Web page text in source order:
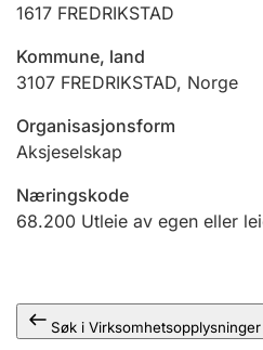
Andre tema
1617 FREDRIKSTAD
Kommune, land
3107 FREDRIKSTAD, Norge
Organisasjonsform
Aksjeselskap
Næringskode
68.200 Utleie av egen eller
Søk i Virksomhetsopplysninger